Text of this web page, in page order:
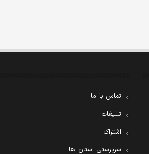
تماس با ما
تبلیغات
اشتراک
سرپرستی استان ها